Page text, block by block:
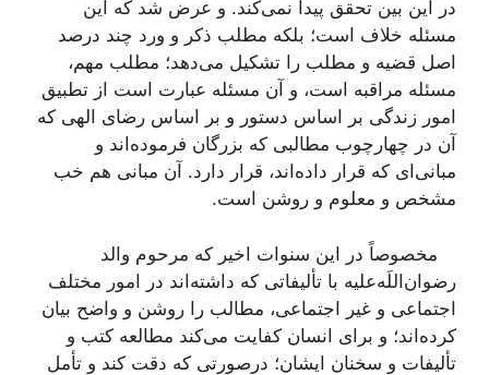
در این بین تحقق پیدا نمی‌كند. و عرض شد كه این
مسئله خلاف است؛ بلكه مطلب ذكر و ورد چند درصد
اصل قضیه و مطلب را تشكیل می‌دهد؛ مطلب مهم،
مسئله مراقبه است، و آن مسئله عبارت است از تطبیق
امور زندگی بر اساس دستور و بر اساس رضای الهی كه
آن در چهارچوب مطالبی كه بزرگان فرموده‌اند و
مبانی‌ای كه قرار داده‌اند، قرار دارد. آن مبانی هم خب
مشخص و معلوم و روشن است.
مخصوصاً در این سنوات اخیر كه مرحوم والد
رضوان‌اللَه‌علیه با تألیفاتی كه داشته‌اند در امور مختلف
اجتماعی و غیر اجتماعی، مطالب را روشن و واضح بیان
كرده‌اند؛ و برای انسان كفایت می‌كند مطالعه كتب و
تألیفات و سخنان ایشان؛ درصورتی كه دقت كند و تأمل